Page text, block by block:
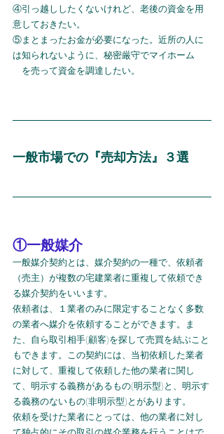
④引っ越ししたくないけれど、老後の資金を用
意しておきたい。
⑤まとまったお金が必要になった。近所の人に
は知られないように、秘密厳守でマイホーム
を売って資金を調達したい。
一般市場での『売却方法』３選
①一般媒介
一般媒介契約とは、媒介契約の一種で、依頼者
（売主）が複数の宅建業者に重複して依頼でき
る媒介契約をいいます。
依頼者は、１業者のみに限定することなく多数
の業者へ媒介を依頼することができます。ま
た、自ら取引相手(顧客)を探して売買を結ぶこと
もできます。この契約には、当初依頼した業者
に対して、重複して依頼した他の業者に関し
て、明示する義務があるもの(明示型)と、明示す
る義務のないもの(非明示型)とがあります。
依頼を受けた業者にとっては、他の業者に対し